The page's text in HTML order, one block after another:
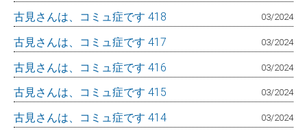
古見さんは、コミュ症です 418 03/2024
古見さんは、コミュ症です 417 03/2024
古見さんは、コミュ症です 416 03/2024
古見さんは、コミュ症です 415 03/2024
古見さんは、コミュ症です 414 03/2024